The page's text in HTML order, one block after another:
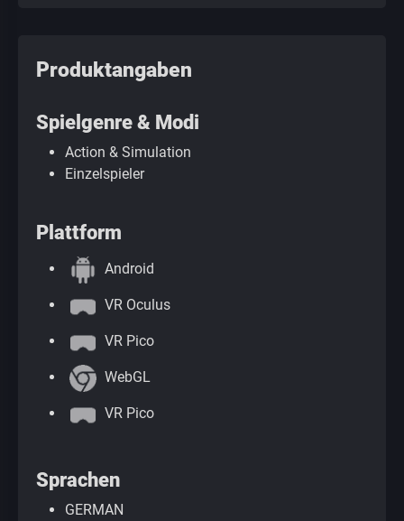
Produktangaben
Spielgenre & Modi
Action & Simulation
Einzelspieler
Plattform
Android
VR Oculus
VR Pico
WebGL
VR Pico
Sprachen
GERMAN